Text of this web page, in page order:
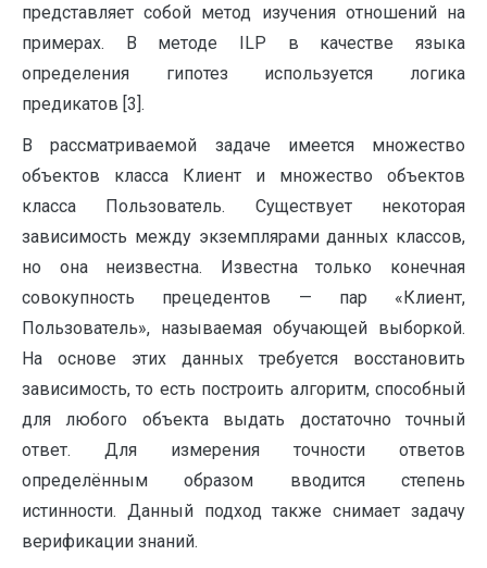
представляет собой метод изучения отношений на
примерах. В методе ILP в качестве языка
определения гипотез используется логика
предикатов [3].
В рассматриваемой задаче имеется множество
объектов класса Клиент и множество объектов
класса Пользователь. Существует некоторая
зависимость между экземплярами данных классов,
но она неизвестна. Известна только конечная
совокупность прецедентов — пар «Клиент,
Пользователь», называемая обучающей выборкой.
На основе этих данных требуется восстановить
зависимость, то есть построить алгоритм, способный
для любого объекта выдать достаточно точный
ответ. Для измерения точности ответов
определённым образом вводится степень
истинности. Данный подход также снимает задачу
верификации знаний.